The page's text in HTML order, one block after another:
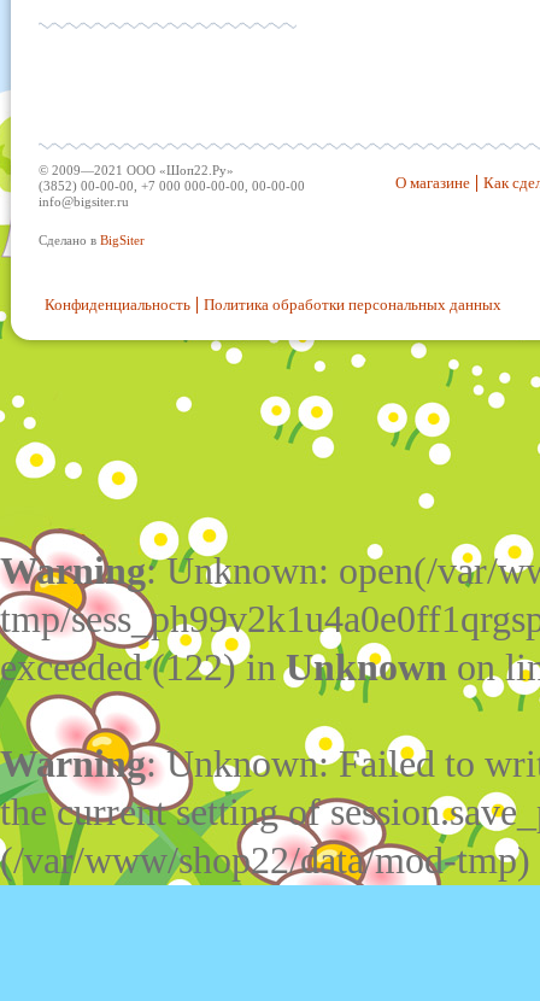
© 2009—2021 ООО «Шоп22.Ру»
(3852) 00-00-00, +7 000 000-00-00, 00-00-00
info@bigsiter.ru
Сделано в BigSiter
О магазине Как
Конфиденциальность Политика обработки персональных данных
Warning: Unknown: open(/var/
tmp/
exceeded (122) inUnknown on
Warning: Unknown: Failed to
the current setting of
(/var/www/shop22/data/mod-